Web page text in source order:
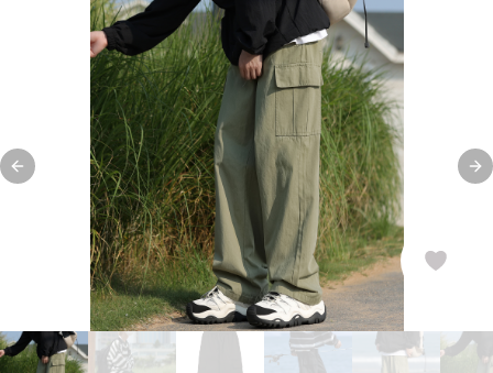
Previous slide